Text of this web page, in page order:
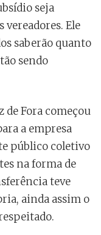
seja
vereadores. Ele
saberão quanto
sendo
de Fora começou
a empresa
público coletivo
na forma de
teve
ainda assim o